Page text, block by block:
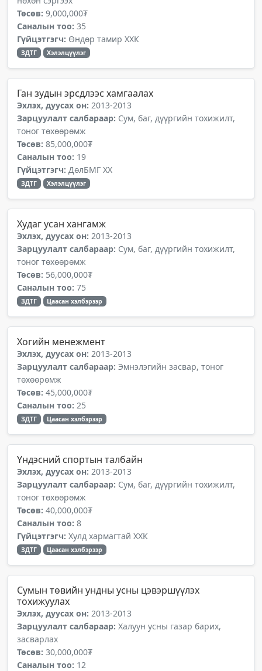
Төсөв: 9,000,000₮
Саналын тоо: 35
Гүйцэтгэгч: Өндөр тамир ХХК
ЗДТГ Хэлэлцүүлэг
Ган зудын эрсдлээс хамгаалах
Эхлэх, дуусах он: 2013-2013
Зарцуулалт салбараар: Сум, баг, дүүргийн тохижилт,
тоног төхөөрөмж
Төсөв: 85,000,000₮
Саналын тоо: 19
Гүйцэтгэгч: ДөлБМГ ХХ
ЗДТГ Хэлэлцүүлэг
Худаг усан хангамж
Эхлэх, дуусах он: 2013-2013
Зарцуулалт салбараар: Сум, баг, дүүргийн тохижилт,
тоног төхөөрөмж
Төсөв: 56,000,000₮
Саналын тоо: 75
ЗДТГ Цаасан хэлбэрээр
Хогийн менежмент
Эхлэх, дуусах он: 2013-2013
Зарцуулалт салбараар: Эмнэлэгийн засвар, тоног
төхөөрөмж
Төсөв: 45,000,000₮
Саналын тоо: 25
ЗДТГ Цаасан хэлбэрээр
Үндэсний спортын талбайн
Эхлэх, дуусах он: 2013-2013
Зарцуулалт салбараар: Сум, баг, дүүргийн тохижилт,
тоног төхөөрөмж
Төсөв: 40,000,000₮
Саналын тоо: 8
Гүйцэтгэгч: Хулд хармагтай ХХК
ЗДТГ Цаасан хэлбэрээр
Сумын төвийн ундны усны цэвэршүүлэх
тохижуулах
Эхлэх, дуусах он: 2013-2013
Зарцуулалт салбараар: Халуун усны газар барих,
засварлах
Төсөв: 30,000,000₮
Саналын тоо: 12